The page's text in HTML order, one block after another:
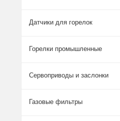
Датчики для горелок
Горелки промышленные
Сервоприводы и заслонки
Газовые фильтры